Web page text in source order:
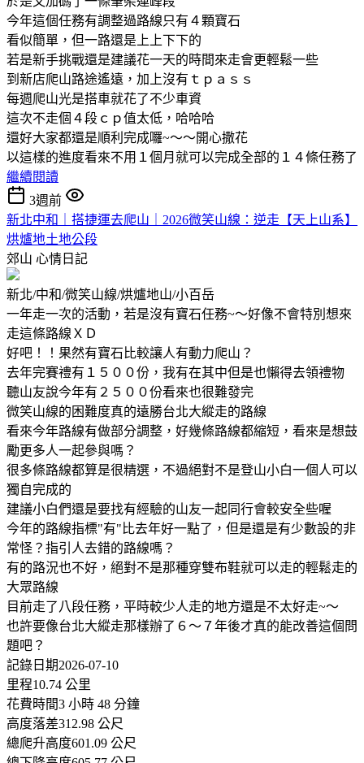
今年這個任務有調整過路線只有４顆寶石
看似簡單，但一路還是上上下下的
若是新手挑戰還是建議花一天的時間來走會更輕鬆一些
到新店爬山路途遙遠，加上沒有ｔｐａｓｓ
每週爬山光是搭車就花了不少車資
這次不走個４段ｃｐ值太低，哈哈哈
還好大家都還是順利完成囉~～～開心撒花
以這樣的進度看來不用１個月就可以完成全部的１４條任務了
繼續閱讀
3週前
新北中和｜搭捷運去爬山｜2026微笑山線：逆走【天上山系】
烘爐地土地公段
郊山 心情日記
新北/中和/微笑山線/烘爐地山/小百岳
一年走一次的活動，若是沒有寶石任務~～好像不會特別想來
走這條路線ＸＤ
好吧！！果然有寶石比較讓人有動力爬山？
去年完賽禮有１５００份，我有在其中但是也懶得去領禮物
聽山友說今年有２５００份看來也很難發完
微笑山線的困難度真的遠勝台北大縱走的路線
看來今年路線有做部分調整，好幾條路線都縮短，看來是想鼓
勵更多人一起參與嗎？
很多條路線都算是很精選，不過絕對不是登山小白一個人可以
獨自完成的
建議小白們還是要找有經驗的山友一起同行會較安全些喔
今年的路線指標"有"比去年好一點了，但是還是有少數設的非
常怪？指引人去錯的路線嗎？
有的路況也不好，絕對不是那種穿雙布鞋就可以走的輕鬆走的
大眾路線
目前走了八段任務，平時較少人走的地方還是不太好走~～
也許要像台北大縱走那樣辦了６～７年後才真的能改善這個問
題吧？
記錄日期2026-07-10
里程10.74 公里
花費時間3 小時 48 分鐘
高度落差312.98 公尺
總爬升高度601.09 公尺